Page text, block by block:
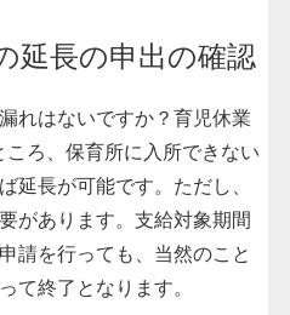
長の申出の確認
れはないですか？育児休業
ろ、保育所に入所できない
延長が可能です。ただし、
があります。支給対象期間
請を行っても、当然のこと
て終了となります。